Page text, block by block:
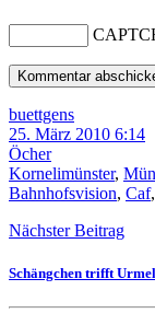
buettgens
25. März 2010 6:14
Öcher
Kornelimünster,
Bahnhofsvision, Caf,
Nächster Beitrag
Schängchen trifft